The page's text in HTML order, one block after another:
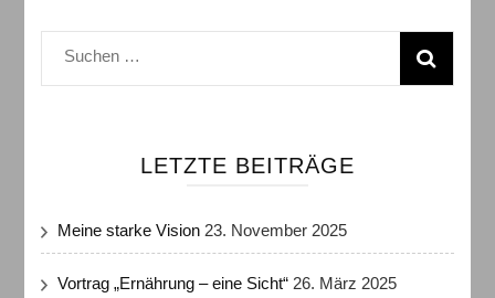
Suchen
nach:
LETZTE BEITRÄGE
Meine starke Vision 23. November 2025
Vortrag „Ernährung – eine Sicht“ 26. März 2025